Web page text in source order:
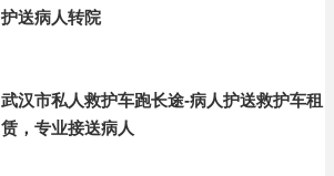
护送病人转院
武汉市私人救护车跑长途-病人护送救护车租
赁，专业接送病人